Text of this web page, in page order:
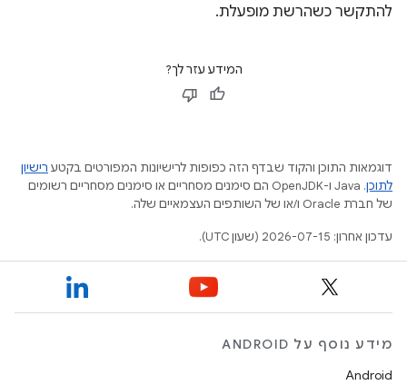
להתקשר כשהרשת מופעלת.
המידע עזר לך?
דוגמאות התוכן והקוד שבדף הזה כפופות לרישיונות המפורטים בקטע רישיון
לתוכן
.‏ Java ו-OpenJDK הם סימנים מסחריים או סימנים מסחריים רשומים
של חברת Oracle ו/או של השותפים העצמאיים שלה.
עדכון אחרון: 2026-07-15 (שעון UTC).
מידע נוסף על ANDROID
Android